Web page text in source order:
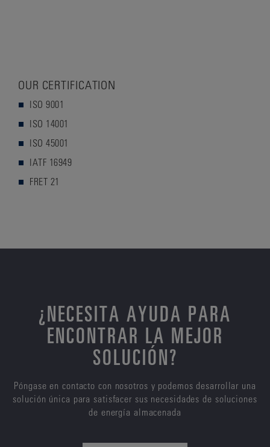
OUR CERTIFICATION
ISO 9001
ISO 14001
ISO 45001
IATF 16949
FRET 21
¿NECESITA AYUDA PARA
ENCONTRAR LA MEJOR
SOLUCIÓN?
Póngase en contacto con nosotros y podemos desarrollar una
solución única para satisfacer sus necesidades de soluciones
de energía almacenada